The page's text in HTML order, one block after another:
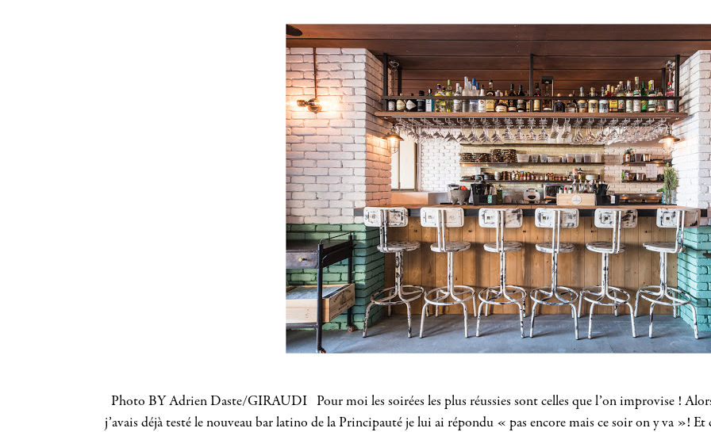
Photo BY Adrien Daste/GIRAUDI Pour moi les soirées les plus réussies sont celles que l’on improvise !
j’avais déjà testé le nouveau bar latino de la Principauté je lui ai répondu « pas encore mais ce soir on y va »! Et